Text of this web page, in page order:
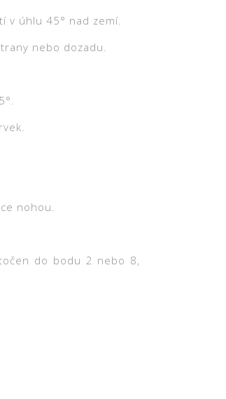
v úhlu 45° nad zemí.
nebo dozadu.
nohou.
do bodu 2 nebo 8,